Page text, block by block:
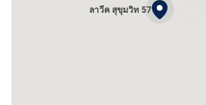
ลาวีค สุขุมวิท 57